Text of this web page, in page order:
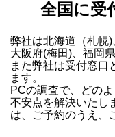
全国に受
弊社は北海道（札幌)
大阪府(梅田)、福岡
また弊社は受付窓口
ます。
PCの調査で、どの
不安点を解決いたし
は、ご予約のうえ、